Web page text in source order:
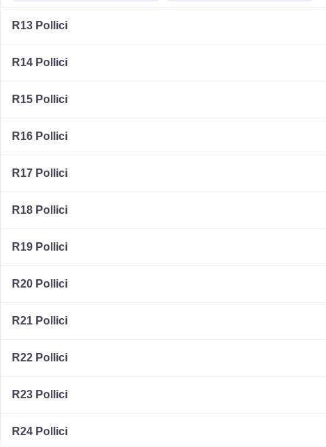
R13 Pollici
R14 Pollici
R15 Pollici
R16 Pollici
R17 Pollici
R18 Pollici
R19 Pollici
R20 Pollici
R21 Pollici
R22 Pollici
R23 Pollici
R24 Pollici